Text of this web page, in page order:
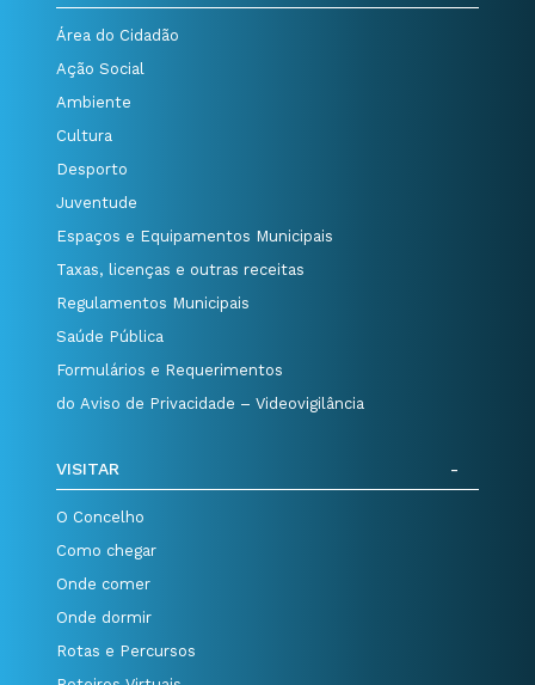
Área do Cidadão
Ação Social
Ambiente
Cultura
Desporto
Juventude
Espaços e Equipamentos Municipais
Taxas, licenças e outras receitas
Regulamentos Municipais
Saúde Pública
Formulários e Requerimentos
do Aviso de Privacidade – Videovigilância
VISITAR
O Concelho
Como chegar
Onde comer
Onde dormir
Rotas e Percursos